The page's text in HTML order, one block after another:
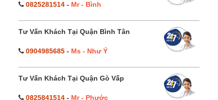
0825281514 - Mr - Bình
Tư Vấn Khách Tại Quận Bình Tân
0904985685 - Ms - Như Ý
Tư Vấn Khách Tại Quận Gò Vấp
0825841514 - Mr - Phước